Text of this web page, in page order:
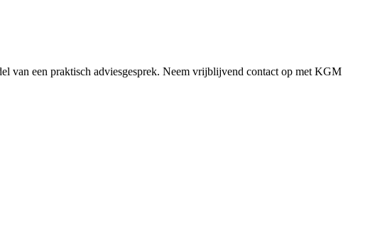
van een praktisch adviesgesprek. Neem vrijblijvend contact op met KGM